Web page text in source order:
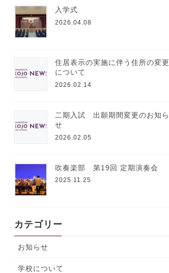
入学式
2026.04.08
住居表示の実施に伴う住所の変更
について
2026.02.14
二期入試 出願期間変更のお知ら
せ
2026.02.05
吹奏楽部 第19回 定期演奏会
2025.11.25
カテゴリー
お知らせ
学校について